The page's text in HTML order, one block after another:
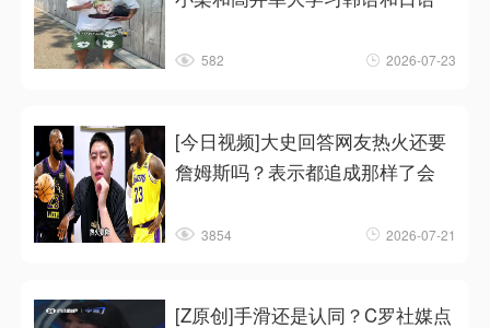
582 2026-07-23
[今日视频]大史回答网友热火还要
詹姆斯吗？表示都追成那样了会
3854 2026-07-21
[Z原创]手滑还是认同？C罗社媒点